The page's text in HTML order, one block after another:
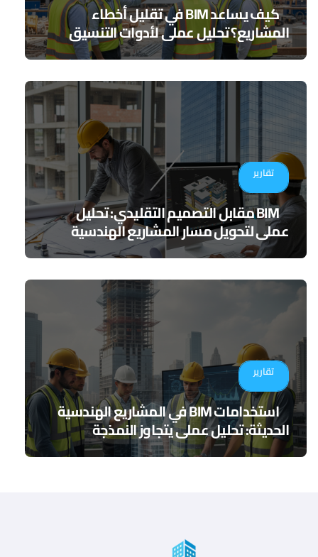
كيف يساعد BIM في تقليل أخطاء
المشاريع؟ تحليل عملي لأدوات التنسيق
الرقمي
تقارير
BIM مقابل التصميم التقليدي: تحليل
عملي لتحويل مسار المشاريع الهندسية
تقارير
استخدامات BIM في المشاريع الهندسية
الحديثة: تحليل عملي يتجاوز النمذجة